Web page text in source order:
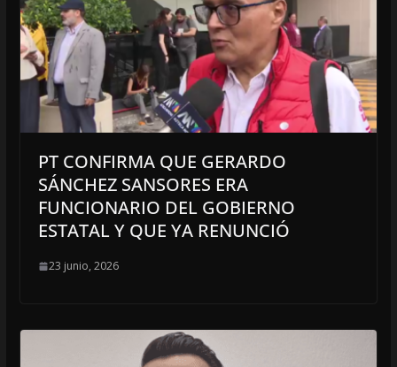
PT CONFIRMA QUE GERARDO
SÁNCHEZ SANSORES ERA
FUNCIONARIO DEL GOBIERNO
ESTATAL Y QUE YA RENUNCIÓ
23 junio, 2026